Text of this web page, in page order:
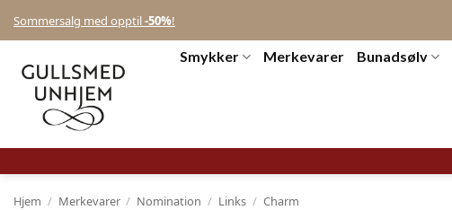
Sommersalg med opptil-50%!
Smykker Merkevarer Bunadsølv
Hjem / Merkevarer / Nomination / Links / Charm